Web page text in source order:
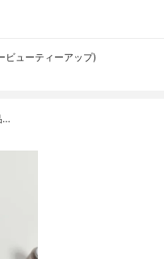
ビューティーアップ)
…